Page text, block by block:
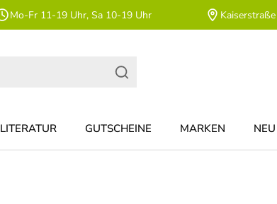
Mo-Fr 11-19 Uhr, Sa 10-19 Uhr
LITERATUR GUTSCHEINE MARKEN NEU